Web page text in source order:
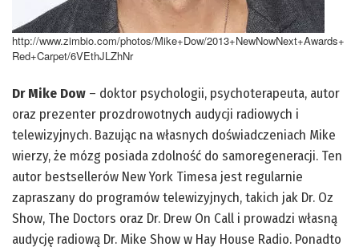
http://www.zimbio.com/photos/Mike+Dow/2013+NewNowNext+Awards+
Red+Carpet/6VEthJLZhNr
Dr Mike Dow – doktor psychologii, psychoterapeuta, autor
oraz prezenter prozdrowotnych audycji radiowych i
telewizyjnych. Bazując na własnych doświadczeniach Mike
wierzy, że mózg posiada zdolność do samoregeneracji. Ten
autor bestsellerów New York Timesa jest regularnie
zapraszany do programów telewizyjnych, takich jak Dr. Oz
Show, The Doctors oraz Dr. Drew On Call i prowadzi własną
audycję radiową Dr. Mike Show w Hay House Radio. Ponadto